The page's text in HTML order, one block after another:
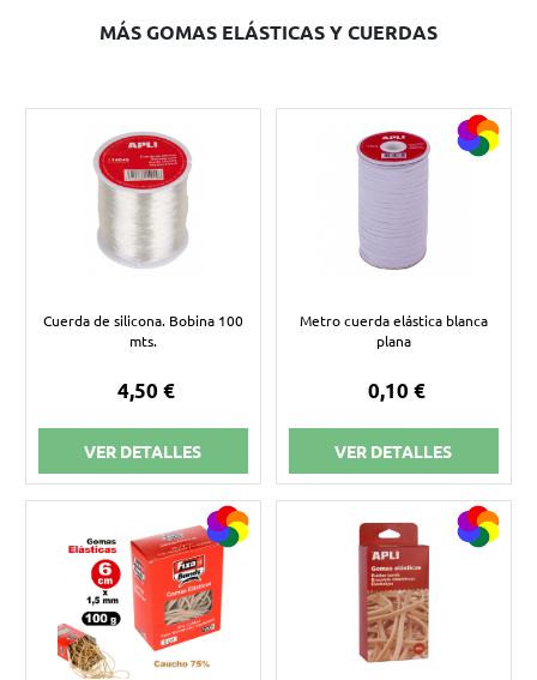
MÁS GOMAS ELÁSTICAS Y CUERDAS
Cuerda de silicona. Bobina 100
mts.
4,50 €
VER DETALLES
Metro cuerda elástica blanca
plana
0,10 €
VER DETALLES